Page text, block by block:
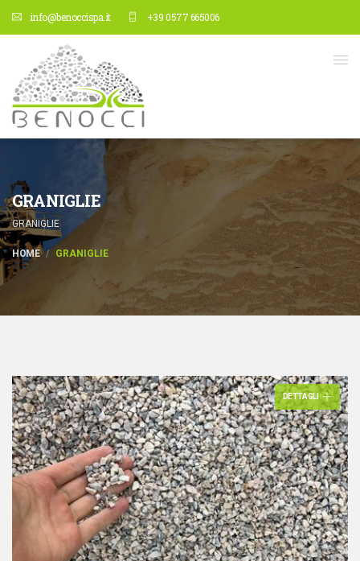
info@benoccispa.it +39 0577 665006
GRANIGLIE
GRANIGLIE
HOME GRANIGLIE
DETTAGLI